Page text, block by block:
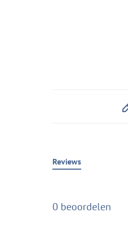
Reviews
0 beoordelen